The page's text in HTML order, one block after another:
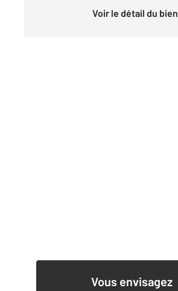
Voir le détail du bien
Vous envisagez